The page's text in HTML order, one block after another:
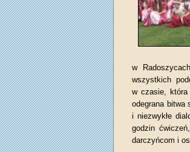
w
wszystkich
w czasie, która
odegrana bitwa
i niezwykłe
godzin
darczyńcom i